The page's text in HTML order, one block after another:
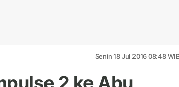
Senin 18 Jul 2016 08:48